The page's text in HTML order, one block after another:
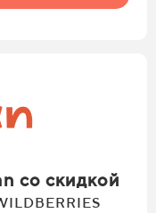
со скидкой